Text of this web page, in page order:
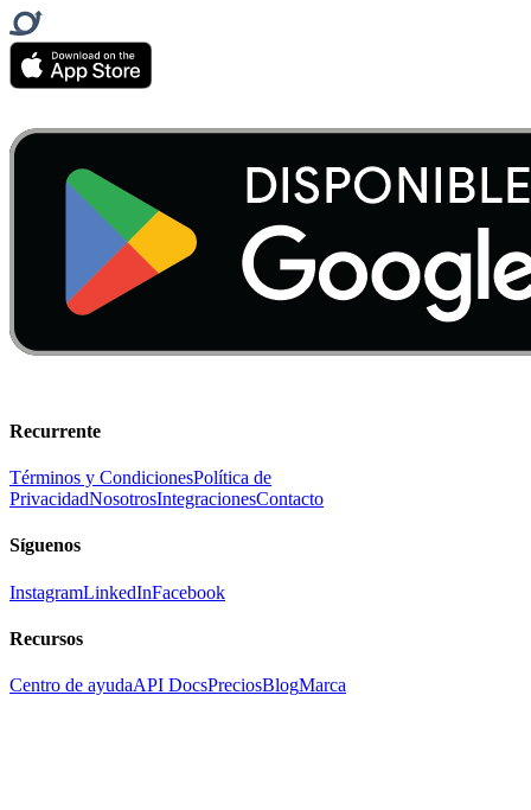
Recurrente
Términos y CondicionesPolítica de
PrivacidadNosotrosIntegracionesContacto
Síguenos
InstagramLinkedInFacebook
Recursos
Centro de ayudaAPI DocsPreciosBlogMarca